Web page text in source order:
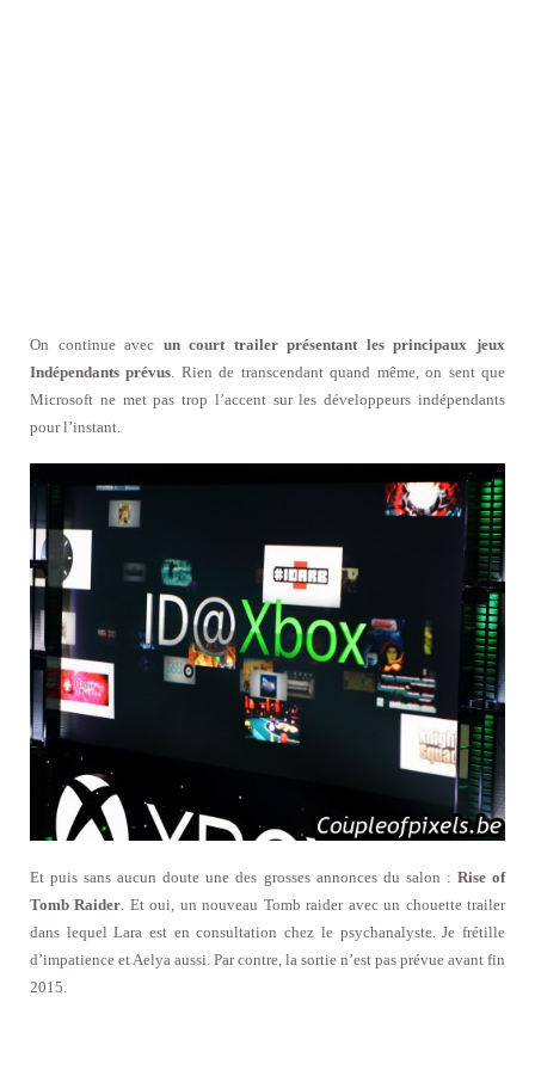
On continue avec un court trailer présentant les principaux jeux
Indépendants prévus . Rien de transcendant quand même, on sent que
Microsoft ne met pas trop l’accent sur les développeurs indépendants
pour l’instant.
Et puis sans aucun doute une des grosses annonces du salon : Rise of
Tomb Raider. Et oui, un nouveau Tomb raider avec un chouette trailer
dans lequel Lara est en consultation chez le psychanalyste. Je frétille
d’impatience et Aelya aussi. Par contre, la sortie n’est pas prévue avant fin
2015.